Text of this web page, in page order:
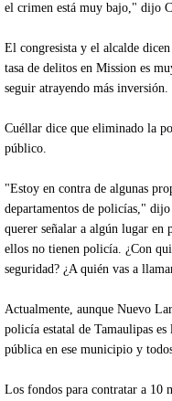
el crimen está muy bajo," dijo
El congresista y el alcalde
tasa de delitos en Mission es
seguir atrayendo más inversión.
Cuéllar dice que eliminado la
público.
"Estoy en contra de algunas
departamentos de policías,"
querer señalar a algún lugar en
ellos no tienen policía. ¿Con
seguridad? ¿A quién vas a
Actualmente, aunque Nuevo
policía estatal de Tamaulipas es
pública en ese municipio y
Los fondos para contratar a 10